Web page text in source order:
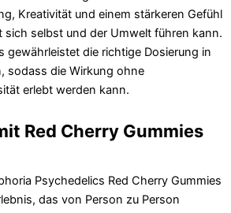
Kreativität und einem stärkeren Gefühl
sich selbst und der Umwelt führen kann.
gewährleistet die richtige Dosierung in
sodass die Wirkung ohne
erlebt werden kann.
Red Cherry Gummies
Psychedelics Red Cherry Gummies
das von Person zu Person